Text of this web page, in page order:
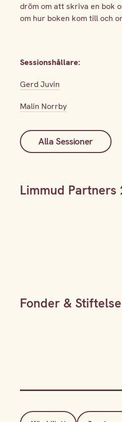
dröm om att skriva en bok
om hur boken kom till och
Sessionshållare:
Gerd Juvin
Malin Norrby
Alla Sessioner
Limmud Partners
Fonder &